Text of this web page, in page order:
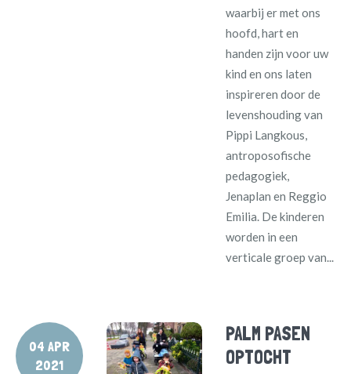
waarbij er met ons
hoofd, hart en
handen zijn voor uw
kind en ons laten
inspireren door de
levenshouding van
Pippi Langkous,
antroposofische
pedagogiek,
Jenaplan en Reggio
Emilia. De kinderen
worden in een
verticale groep van...
04 APR
2021
PALM PASEN
OPTOCHT